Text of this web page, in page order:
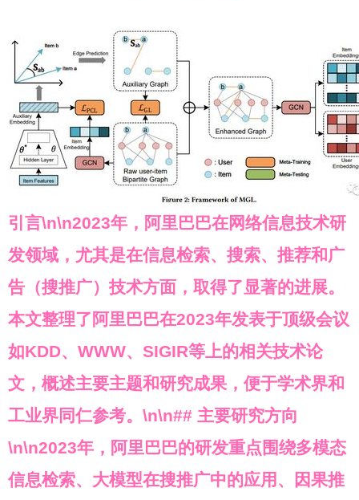
引言\n\n2023年，阿里巴巴在网络信息技术研
发领域，尤其是在信息检索、搜索、推荐和广
告（搜推广）技术方面，取得了显著的进展。
本文整理了阿里巴巴在2023年发表于顶级会议
如KDD、WWW、SIGIR等上的相关技术论
文，概述主要主题和研究成果，便于学术界和
工业界同仁参考。\n\n## 主要研究方向
\n\n2023年，阿里巴巴的研发重点围绕多模态
信息检索、大模型在搜推广中的应用、因果推